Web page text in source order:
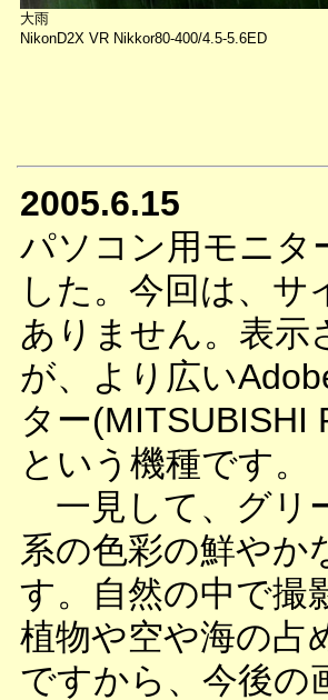
大雨
NikonD2X VR Nikkor80-400/4.5-5.6ED
2005.6.15
パソコン用モニタ
した。今回は、サ
ありません。表示
が、より広い
ター(MITSUBISHI
という機種です。
一見して、グリ
系の色彩の鮮やか
す。自然の中で撮
植物や空や海の占
ですから、今後の